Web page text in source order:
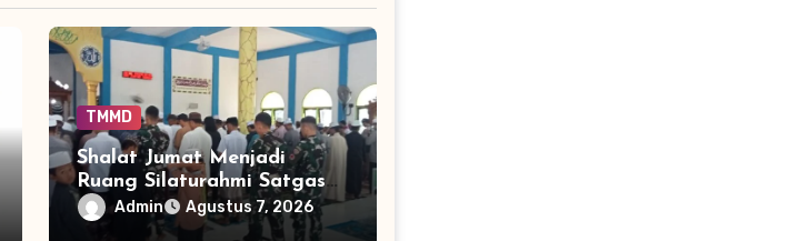
TMMD
Shalat Jumat Menjadi
Ruang Silaturahmi Satgas
TMMD dengan Warga
Tamban Bangun
Admin Agustus 7, 2026